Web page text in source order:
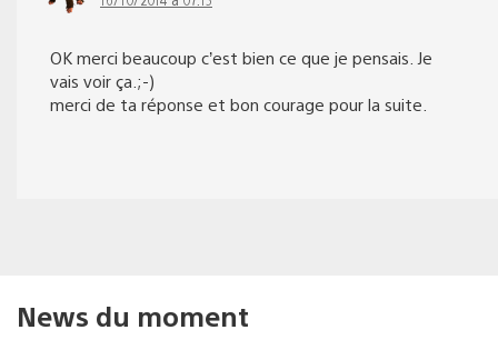
OK merci beaucoup c’est bien ce que je pensais. Je
vais voir ça.;-)
merci de ta réponse et bon courage pour la suite.
News du moment